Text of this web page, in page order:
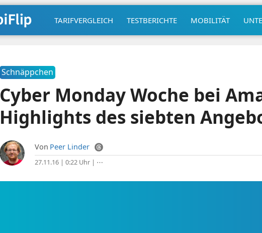
TARIFVERGLEICH TESTBERICHTE MOBILITÄT
Schnäppchen
Cyber Monday Woche bei
Highlights des siebten
Von Peer Linder
27.11.16 | 0:22 Uhr| ⋯